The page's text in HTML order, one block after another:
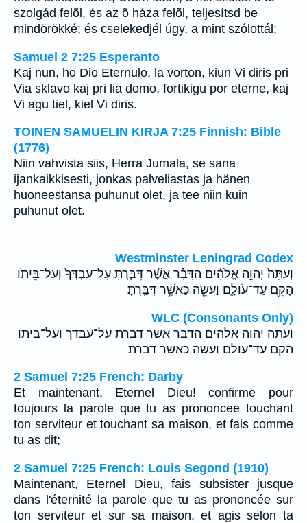
szolgád felõl, és az õ háza felõl, teljesítsd be
mindörökké; és cselekedjél úgy, a mint szólottál;
Samuel 2 7:25 Esperanto
Kaj nun, ho Dio Eternulo, la vorton, kiun Vi diris pri
Via sklavo kaj pri lia domo, fortikigu por eterne, kaj
Vi agu tiel, kiel Vi diris.
TOINEN SAMUELIN KIRJA 7:25 Finnish: Bible
(1776)
Niin vahvista siis, Herra Jumala, se sana
ijankaikkisesti, jonkas palveliastas ja hänen
huoneestansa puhunut olet, ja tee niin kuin
puhunut olet.
Westminster Leningrad Codex
וְעַתָּה֙ יְהוָ֣ה אֱלֹהִ֔ים הַדָּבָ֗ר אֲשֶׁ֨ר דִּבַּ֤רְתָּ עַֽל־עַבְדְּךָ֙ וְעַל־בֵּיתֹ֔ו
הָקֵ֖ם עַד־עֹולָ֑ם וַעֲשֵׂ֖ה כַּאֲשֶׁ֥ר דִּבַּֽרְתָּ׃
WLC (Consonants Only)
ועתה יהוה אלהים הדבר אשר דברת על־עבדך ועל־ביתו
הקם עד־עולם ועשה כאשר דברת׃
2 Samuel 7:25 French: Darby
Et maintenant, Eternel Dieu! confirme pour
toujours la parole que tu as prononcee touchant
ton serviteur et touchant sa maison, et fais comme
tu as dit;
2 Samuel 7:25 French: Louis Segond (1910)
Maintenant, Eternel Dieu, fais subsister jusque
dans l'éternité la parole que tu as prononcée sur
ton serviteur et sur sa maison, et agis selon ta